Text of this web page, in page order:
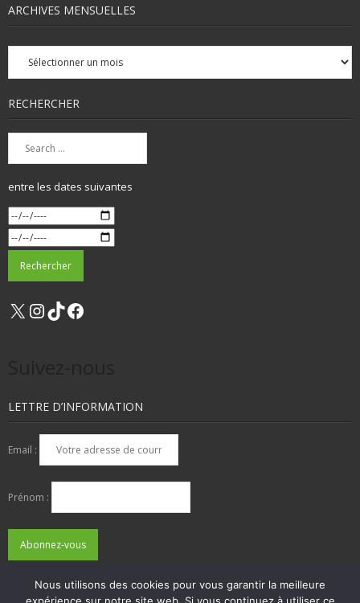
ARCHIVES MENSUELLES
Archives
mensuelles
RECHERCHER
entre les dates suivantes
X Instagram
TikTok
LETTRE D’INFORMATION
Email :
Prénom :
Nous utilisons des cookies pour vous garantir la meilleure